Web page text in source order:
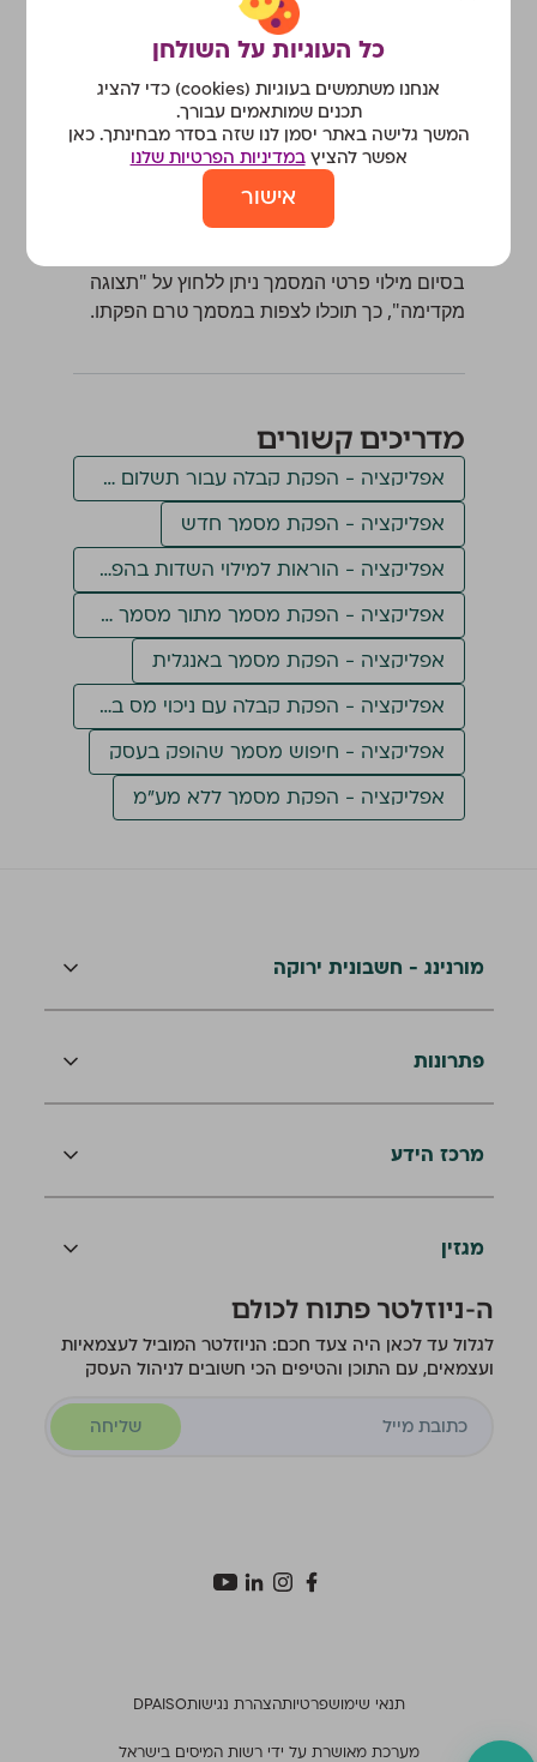
הערות שיופיעו במסמך
מייל לשליחת מסמכים
בסיום מילוי פרטי המסמך ניתן ללחוץ על "תצוגה
מקדימה", כך תוכלו לצפות במסמך טרם הפקתו.
מדריכים קשורים
אפליקציה - הפקת קבלה עבור תשלום בצ׳קים דחויים
אפליקציה - הפקת מסמך חדש
אפליקציה - הוראות למילוי השדות בהפקת מסמך
אפליקציה - הפקת מסמך מתוך מסמך אחר
אפליקציה - הפקת מסמך באנגלית
אפליקציה - הפקת קבלה עם ניכוי מס במקור
אפליקציה - חיפוש מסמך שהופק בעסק
אפליקציה - הפקת מסמך ללא מע״מ
מורנינג - חשבונית ירוקה
פתרונות
מרכז הידע
מגזין
ה-ניוזלטר פתוח לכולם
לגלול עד לכאן היה צעד חכם: הניוזלטר המוביל לעצמאיות
ועצמאים, עם התוכן והטיפים הכי חשובים לניהול העסק
שליחה
תנאי שימושפרטיותהצהרת נגישותISO
DPA
מערכת מאושרת על ידי רשות המיסים בישראל
כל העוגיות על השולחן
אנחנו משתמשים בעוגיות (cookies) כדי להציג
תכנים שמותאמים עבורך.
המשך גלישה באתר יסמן לנו שזה בסדר מבחינתך. כאן
אפשר להציץבמדיניות הפרטיות שלנו
אישור